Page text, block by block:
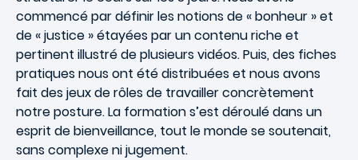
commencé par définir les notions de « bonheur » et
de « justice » étayées par un contenu riche et
pertinent illustré de plusieurs vidéos. Puis, des fiches
pratiques nous ont été distribuées et nous avons
fait des jeux de rôles de travailler concrètement
notre posture. La formation s’est déroulé dans un
esprit de bienveillance, tout le monde se soutenait,
sans complexe ni jugement.